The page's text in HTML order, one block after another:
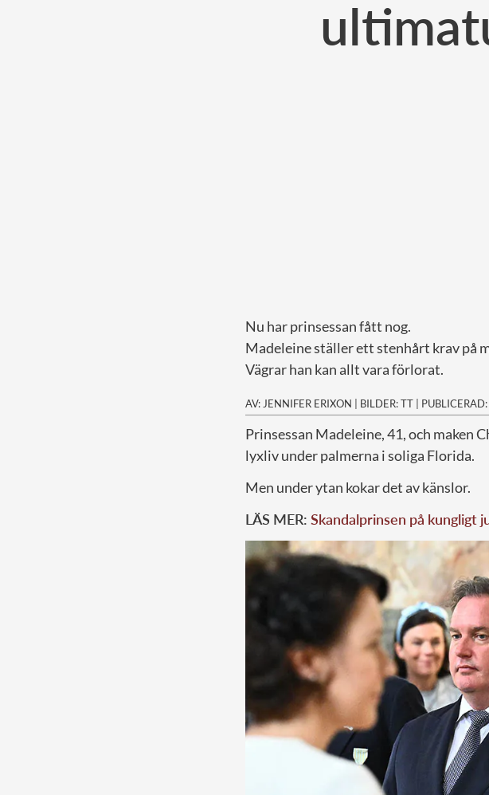
Nu har prinsessan fått nog.
Madeleine ställer ett stenhårt krav på
Vägrar han kan allt vara förlorat.
AV: JENNIFER ERIXON | BILDER: TT |
Prinsessan Madeleine, 41, och maken
lyxliv under palmerna i soliga Florida.
Men under ytan kokar det av känslor.
LÄS MER: Skandalprinsen på kungligt